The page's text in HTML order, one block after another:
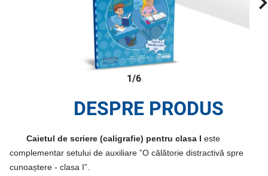
1/6
DESPRE PRODUS
Caietul de scriere (caligrafie) pentru clasa I este
complementar setului de auxiliare ”O călătorie distractivă spre
cunoaștere - clasa I”.